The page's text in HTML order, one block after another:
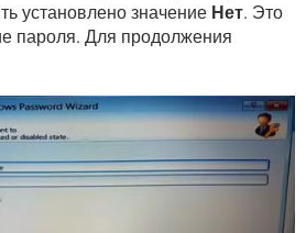
установлено значение Нет. Это
пароля. Для продолжения